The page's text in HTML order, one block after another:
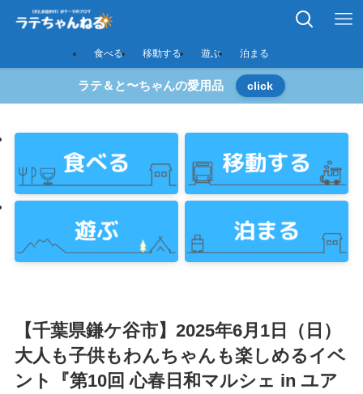
食べる 移動する 遊ぶ 泊まる
ラテ＆と〜ちゃんの愛用品 click
【千葉県鎌ケ谷市】2025年6月1日（日）
大人も子供もわんちゃんも楽しめるイベ
ント『第10回 心春日和マルシェ in ユア